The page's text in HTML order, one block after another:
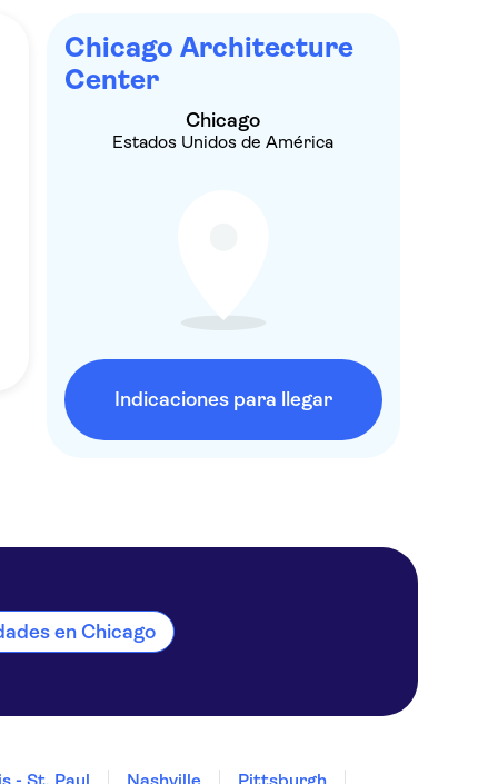
Chicago Architecture
Center
Chicago
Estados Unidos de América
Indicaciones para llegar
en Chicago